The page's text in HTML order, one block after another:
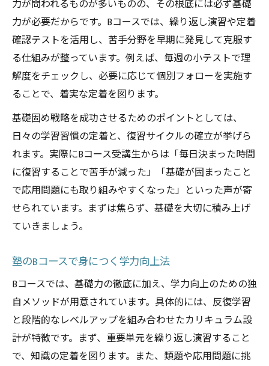
力が問われるものが多いものの、その根底には必ず基礎
力が必要だからです。Bコースでは、繰り返し演習や定着
確認テストを活用し、苦手分野を早期に発見して克服す
る仕組みが整っています。例えば、毎週の小テストで理
解度をチェックし、必要に応じて個別フォローを実施す
ることで、着実な定着を図ります。
基礎固め戦略を成功させるためのポイントとしては、
日々の学習習慣の定着と、復習サイクルの確立が挙げら
れます。実際にBコース受講生からは「毎日決まった時間
に復習することで苦手が減った」「基礎が固まったこと
で応用問題にも取り組みやすくなった」といった声が寄
せられています。まずは焦らず、基礎を大切に積み上げ
ていきましょう。
塾のBコースで身につく学力向上法
Bコースでは、基礎力の徹底に加え、学力向上のための独
自メソッドが用意されています。具体的には、反復学習
と段階的なレベルアップを組み合わせたカリキュラム設
計が特徴です。まず、重要単元を繰り返し演習すること
で、知識の定着を図ります。また、類題や応用問題に挑